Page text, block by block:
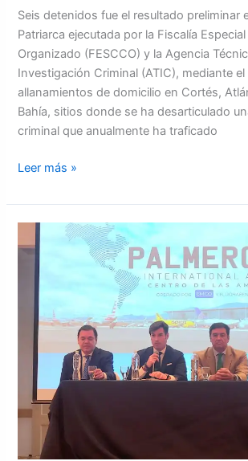
Seis detenidos fue el resultado preliminar
Patriarca ejecutada por la Fiscalía
Organizado (FESCCO) y la Agencia
Investigación Criminal (ATIC), mediante
allanamientos de domicilio en Cortés,
Bahía, sitios donde se ha desarticulado
criminal que anualmente ha traficado
Leer más »
Iberojet
anuncian
Barcelona
Palmerola